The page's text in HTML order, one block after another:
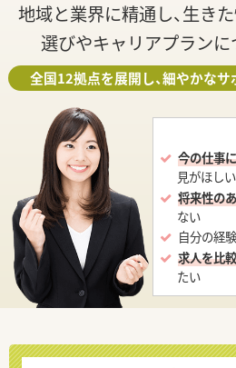
地域と業界に精通し、生き
選びやキャリアプラン
全国12拠点を展開し、細やかなサ
今の仕事
見がほしい
将来性の
ない
自分の経
求人を比
たい